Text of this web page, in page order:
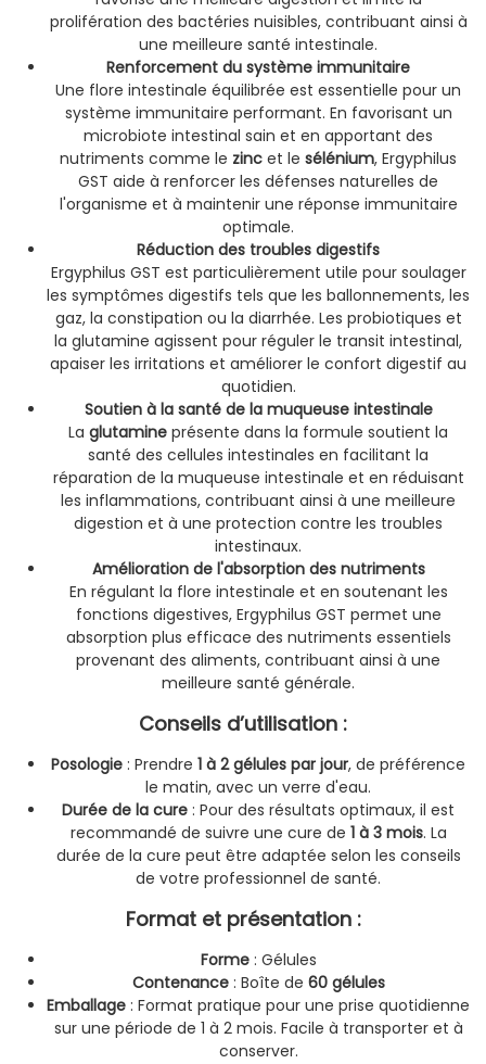
prolifération des bactéries nuisibles, contribuant ainsi à
une meilleure santé intestinale.
Renforcement du système immunitaire
Une flore intestinale équilibrée est essentielle pour un
système immunitaire performant. En favorisant un
microbiote intestinal sain et en apportant des
nutriments comme le zinc et le sélénium, Ergyphilus
GST aide à renforcer les défenses naturelles de
l'organisme et à maintenir une réponse immunitaire
optimale.
Réduction des troubles digestifs
Ergyphilus GST est particulièrement utile pour soulager
les symptômes digestifs tels que les ballonnements, les
gaz, la constipation ou la diarrhée. Les probiotiques et
la glutamine agissent pour réguler le transit intestinal,
apaiser les irritations et améliorer le confort digestif au
quotidien.
Soutien à la santé de la muqueuse intestinale
La glutamine présente dans la formule soutient la
santé des cellules intestinales en facilitant la
réparation de la muqueuse intestinale et en réduisant
les inflammations, contribuant ainsi à une meilleure
digestion et à une protection contre les troubles
intestinaux.
Amélioration de l'absorption des nutriments
En régulant la flore intestinale et en soutenant les
fonctions digestives, Ergyphilus GST permet une
absorption plus efficace des nutriments essentiels
provenant des aliments, contribuant ainsi à une
meilleure santé générale.
Conseils d’utilisation :
Posologie : Prendre 1 à 2 gélules par jour, de préférence
le matin, avec un verre d'eau.
Durée de la cure : Pour des résultats optimaux, il est
recommandé de suivre une cure de 1 à 3 mois. La
durée de la cure peut être adaptée selon les conseils
de votre professionnel de santé.
Format et présentation :
Forme: Gélules
Contenance: Boîte de 60 gélules
Emballage : Format pratique pour une prise quotidienne
sur une période de 1 à 2 mois. Facile à transporter et à
conserver.